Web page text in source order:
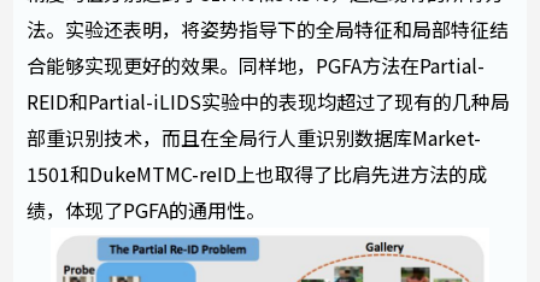
法。实验还表明，将姿势指导下的全局特征和局部特征结
合能够实现更好的效果。同样地，PGFA方法在Partial-
REID和Partial-iLIDS实验中的表现均超过了现有的几种局
部重识别技术，而且在全局行人重识别数据库Market-
1501和DukeMTMC-reID上也取得了比肩先进方法的成
绩，体现了PGFA的通用性。